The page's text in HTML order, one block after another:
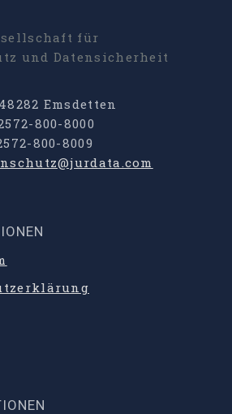
für
und Datensicherheit
Emsdetten
800-8000
800-8009